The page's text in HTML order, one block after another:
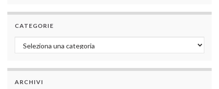
CATEGORIE
Categorie
ARCHIVI